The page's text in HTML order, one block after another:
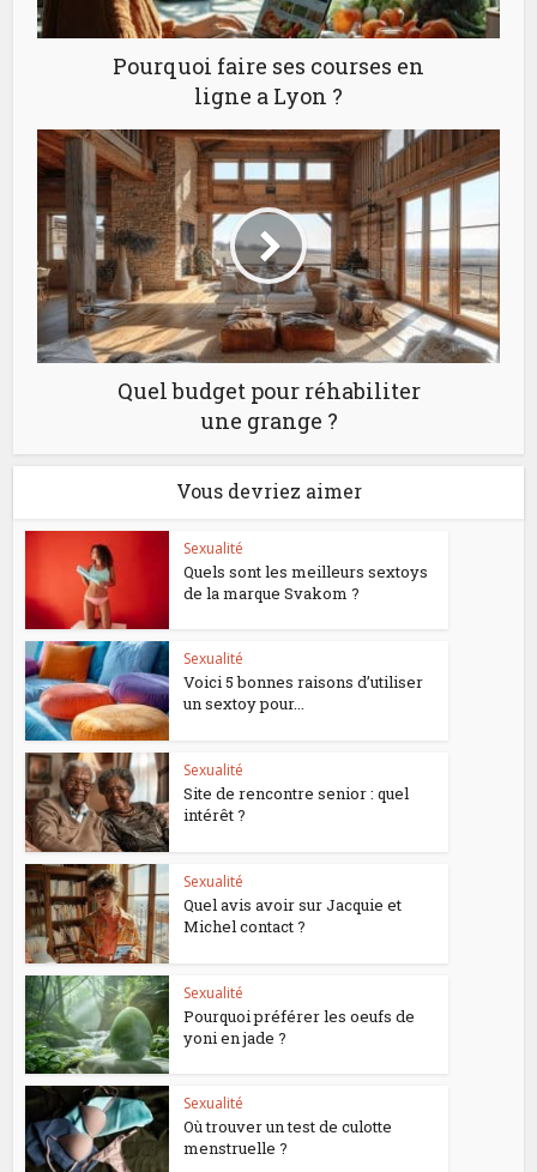
Pourquoi faire ses courses en
ligne a Lyon ?
Quel budget pour réhabiliter
une grange ?
Vous devriez aimer
Sexualité
Quels sont les meilleurs sextoys
de la marque Svakom ?
Sexualité
Voici 5 bonnes raisons d’utiliser
un sextoy pour...
Sexualité
Site de rencontre senior : quel
intérêt ?
Sexualité
Quel avis avoir sur Jacquie et
Michel contact ?
Sexualité
Pourquoi préférer les oeufs de
yoni en jade ?
Sexualité
Où trouver un test de culotte
menstruelle ?